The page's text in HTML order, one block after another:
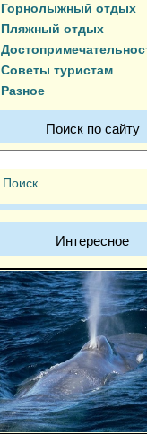
Горнолыжный отдых
Пляжный отдых
Советы туристам
Разное
Поиск по сайту
Интересное